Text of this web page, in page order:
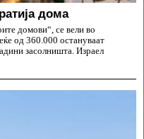
дома
домови“, се вели во
од 360.000 остануваат
засолништа. Израел